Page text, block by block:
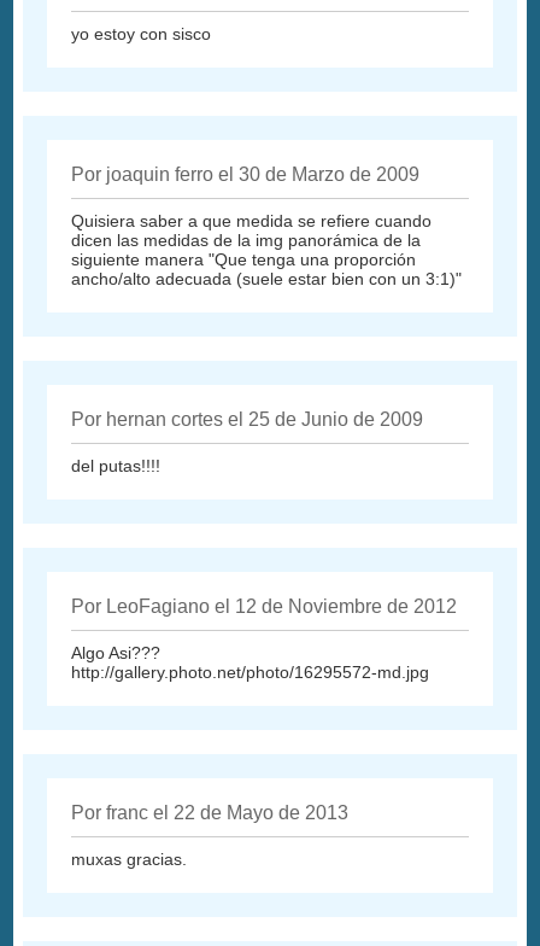
yo estoy con sisco
Por joaquin ferro el 30 de Marzo de 2009
Quisiera saber a que medida se refiere cuando
dicen las medidas de la img panorámica de la
siguiente manera "Que tenga una proporción
ancho/alto adecuada (suele estar bien con un 3:1)"
Por hernan cortes el 25 de Junio de 2009
del putas!!!!
Por LeoFagiano el 12 de Noviembre de 2012
Algo Asi???
http://gallery.photo.net/photo/16295572-md.jpg
Por franc el 22 de Mayo de 2013
muxas gracias.